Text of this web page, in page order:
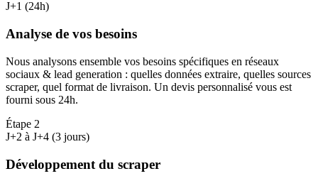
J+1 (24h)
Analyse de vos besoins
Nous analysons ensemble vos besoins spécifiques en réseaux
sociaux & lead generation : quelles données extraire, quelles sources
scraper, quel format de livraison. Un devis personnalisé vous est
fourni sous 24h.
Étape 2
J+2 à J+4 (3 jours)
Développement du scraper